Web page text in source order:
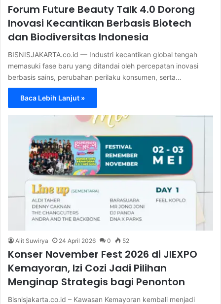
Forum Future Beauty Talk 4.0 Dorong
Inovasi Kecantikan Berbasis Biotech
dan Biodiversitas Indonesia
BISNISJAKARTA.co.id — Industri kecantikan global tengah
memasuki fase baru yang ditandai oleh percepatan inovasi
berbasis sains, perubahan perilaku konsumen, serta…
Baca Lebih Lanjut »
Alit Suwirya 24 April 2026 0 52
Konser November Fest 2026 di JIEXPO
Kemayoran, Izi Cozi Jadi Pilihan
Menginap Strategis bagi Penonton
Bisnisjakarta.co.id – Kawasan Kemayoran kembali menjadi